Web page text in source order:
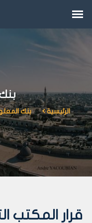
الرئيسية بنك
قرار المكتب